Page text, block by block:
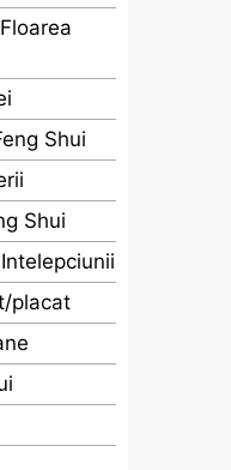
Shui
Shui
placat